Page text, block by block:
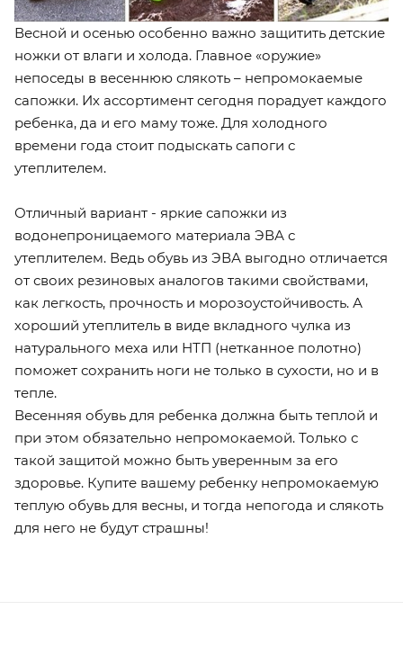
Весной и осенью особенно важно защитить детские
ножки от влаги и холода. Главное «оружие»
непоседы в весеннюю слякоть – непромокаемые
сапожки. Их ассортимент сегодня порадует каждого
ребенка, да и его маму тоже. Для холодного
времени года стоит подыскать сапоги с
утеплителем.
Отличный вариант - яркие сапожки из
водонепроницаемого материала ЭВА с
утеплителем. Ведь обувь из ЭВА выгодно отличается
от своих резиновых аналогов такими свойствами,
как легкость, прочность и морозоустойчивость. А
хороший утеплитель в виде вкладного чулка из
натурального меха или НТП (нетканное полотно)
поможет сохранить ноги не только в сухости, но и в
тепле.
Весенняя обувь для ребенка должна быть теплой и
при этом обязательно непромокаемой. Только с
такой защитой можно быть уверенным за его
здоровье. Купите вашему ребенку непромокаемую
теплую обувь для весны, и тогда непогода и слякоть
для него не будут страшны!